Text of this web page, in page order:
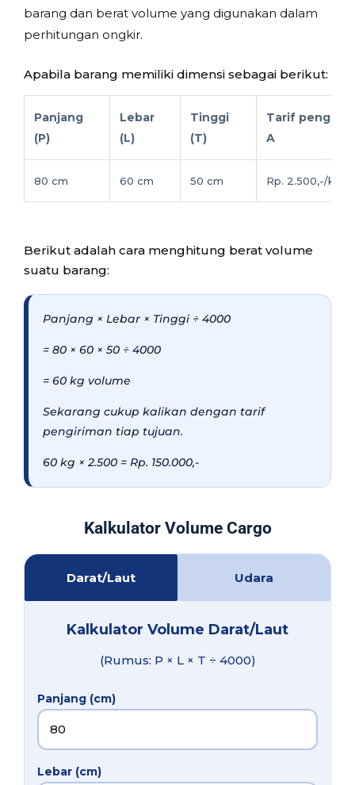
barang dan berat volume yang digunakan dalam
perhitungan ongkir.
Apabila barang memiliki dimensi sebagai berikut:
Panjang
(P)
Lebar
(L)
Tinggi
(T)
Tarif
A
80 cm 60 cm 50 cm Rp. 2.500,-/kg
Berikut adalah cara menghitung berat volume
suatu barang:
Panjang × Lebar × Tinggi ÷ 4000
= 80 × 60 × 50 ÷ 4000
= 60 kg volume
Sekarang cukup kalikan dengan tarif
pengiriman tiap tujuan.
60 kg × 2.500 = Rp. 150.000,-
Kalkulator Volume Cargo
Darat/Laut Udara
Kalkulator Volume Darat/Laut
(Rumus: P × L × T ÷ 4000)
Panjang (cm)
Lebar (cm)